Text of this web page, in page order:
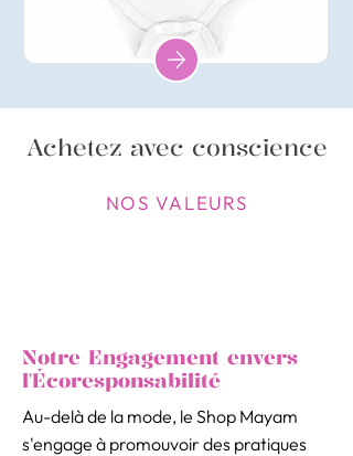
Achetez avec conscience
NOS VALEURS
Notre Engagement envers
l'Écoresponsabilité
Au-delà de la mode, le Shop Mayam
s'engage à promouvoir des pratiques